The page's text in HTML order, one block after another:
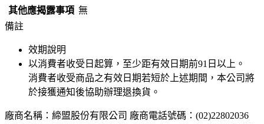
其他應揭露事項 無
備註
效期說明
以消費者收受日起算，至少距有效日期前91 日以上。
消費者收受商品之有效日期若短於上述期間，本公司將
於接獲通知後協助辦理退換貨。
廠商名稱：締盟股份有限公司 廠商電話號碼：(02)22802036